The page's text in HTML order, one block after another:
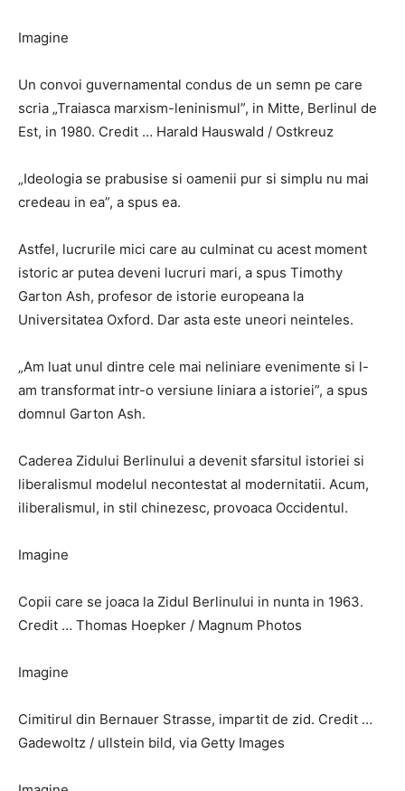
Imagine
Un convoi guvernamental condus de un semn pe care
scria „Traiasca marxism-leninismul”, in Mitte, Berlinul de
Est, in 1980. Credit … Harald Hauswald / Ostkreuz
„Ideologia se prabusise si oamenii pur si simplu nu mai
credeau in ea”, a spus ea.
Astfel, lucrurile mici care au culminat cu acest moment
istoric ar putea deveni lucruri mari, a spus Timothy
Garton Ash, profesor de istorie europeana la
Universitatea Oxford. Dar asta este uneori neinteles.
„Am luat unul dintre cele mai neliniare evenimente si l-
am transformat intr-o versiune liniara a istoriei”, a spus
domnul Garton Ash.
Caderea Zidului Berlinului a devenit sfarsitul istoriei si
liberalismul modelul necontestat al modernitatii. Acum,
iliberalismul, in stil chinezesc, provoaca Occidentul.
Imagine
Copii care se joaca la Zidul Berlinului in nunta in 1963.
Credit … Thomas Hoepker / Magnum Photos
Imagine
Cimitirul din Bernauer Strasse, impartit de zid. Credit …
Gadewoltz / ullstein bild, via Getty Images